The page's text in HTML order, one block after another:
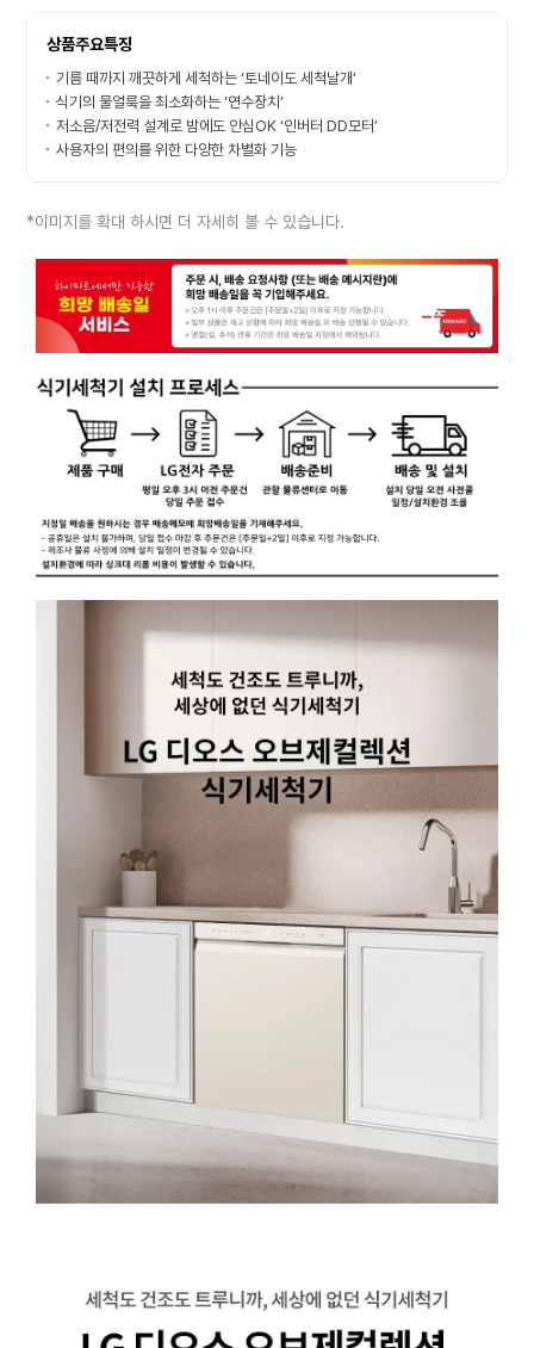
상품주요특징
기름 때까지 깨끗하게 세척하는 ‘토네이도 세척날개’
식기의 물얼룩을 최소화하는 ‘연수장치’
저소음/저전력 설계로 밤에도 안심OK ‘인버터 DD모터’
사용자의 편의를 위한 다양한 차별화 기능
*이미지를 확대 하시면 더 자세히 볼 수 있습니다.